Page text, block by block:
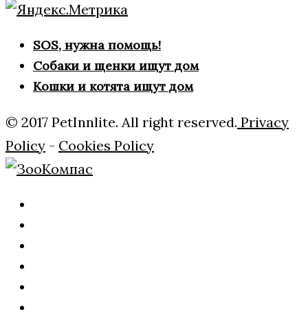
SOS, нужна помощь!
Собаки и щенки ищут дом
Кошки и котята ищут дом
© 2017 PetInnlite. All right reserved. Privacy
Policy - Cookies Policy